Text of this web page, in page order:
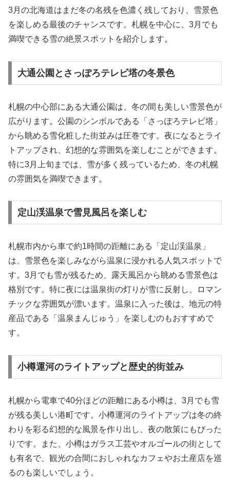
3月の北海道はまだ冬の名残を色濃く残しており、雪景色
を楽しめる最後のチャンスです。札幌を中心に、3月でも
満喫できる雪の絶景スポットを紹介します。
大通公園とさっぽろテレビ塔の冬景色
札幌の中心部にある大通公園は、冬の間も美しい雪景色が
広がります。公園のシンボルである「さっぽろテレビ塔」
から眺める雪化粧した街並みは圧巻です。夜になるとライ
トアップされ、幻想的な雰囲気を楽しむことができます。
特に3月上旬までは、雪が多く残っているため、冬の札幌
の雰囲気を満喫できます。
定山渓温泉で雪見風呂を楽しむ
札幌市内から車で約1時間の距離にある「定山渓温泉」
は、雪景色を楽しみながら温泉に浸かれる人気スポットで
す。3月でも雪が残るため、露天風呂から眺める雪景色は
格別です。特に夜には温泉街の灯りが雪に反射し、ロマン
チックな雰囲気が漂います。温泉に入った後は、地元の特
産品である「温泉まんじゅう」を楽しむのもおすすめで
す。
小樽運河のライトアップと歴史的街並み
札幌から電車で40分ほどの距離にある小樽は、3月でも雪
が残る美しい港町です。小樽運河のライトアップは冬の終
わりを彩る幻想的な風景を作り出し、夜の散策にもぴった
りです。また、小樽はガラス工芸やオルゴールの街として
も有名で、観光の合間におしゃれなカフェやお土産店を巡
るのも楽しいでしょう。